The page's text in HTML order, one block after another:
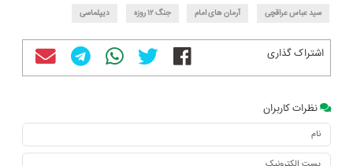
سید عباس عراقچی آرمان های امام جنگ ۱۲ روزه دیپلماسی
اشتراک گذاری
نظرات کاربران